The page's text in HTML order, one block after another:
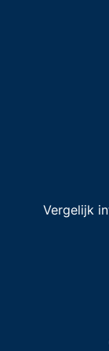
Vergelijk